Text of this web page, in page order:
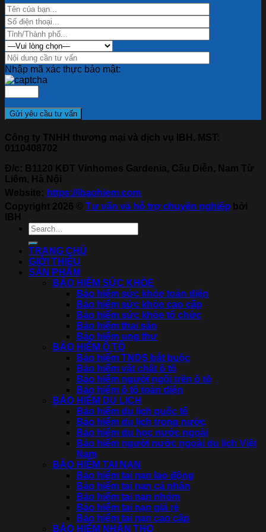
Nhập mã xác thực bảo mật:
Công ty TNHH thương mại và dịch vụ IBH. MST:
0110408702
Đ/c: B1120 KĐT Vinhomes Gardenia, Cầu Diễn, Nam Từ
Liêm, Hà Nội
Website: https://ibaohiem.com
Copyright 2026 © Tư vấn và hỗ trợ chuyên nghiệp bởi
IBH
TRANG CHỦ
GIỚI THIỆU
SẢN PHẨM
BẢO HIỂM SỨC KHỎE
Bảo hiểm sức khỏe toàn diện
Bảo hiểm sức khỏe cao cấp
Bảo hiểm sức khỏe tổ chức
Bảo hiểm thai sản
Bảo hiểm ung thư
BẢO HIỂM Ô TÔ
Bảo hiểm TNDS bắt buộc
Bảo hiểm vật chất ô tô
Bảo hiểm người ngồi trên ô tô
Bảo hiểm ô tô toàn diện
BẢO HIỂM DU LỊCH
Bảo hiểm du lịch quốc tế
Bảo hiểm du lịch trong nước
Bảo hiểm du học nước ngoài
Bảo hiểm người nước ngoài du lịch Việt
Nam
BẢO HIỂM TAI NẠN
Bảo hiểm tai nạn lao động
Bảo hiểm tai nạn cá nhân
Bảo hiểm tai nạn nhóm
Bảo hiểm tai nạn giá rẻ
Bảo hiểm tai nạn cao cấp
BẢO HIỂM NHÂN THỌ